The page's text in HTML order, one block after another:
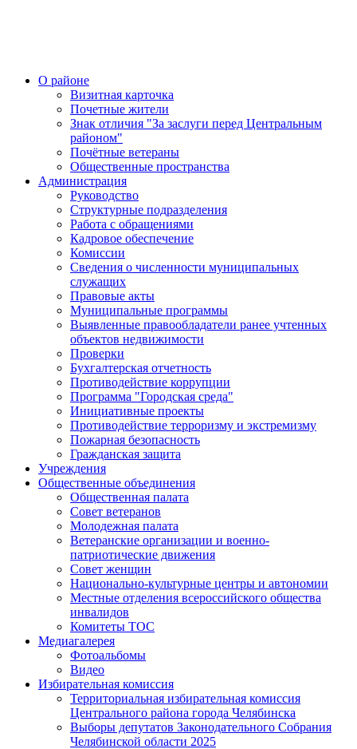
О районе
Визитная карточка
Почетные жители
Знак отличия "За заслуги перед Центральным
районом"
Почётные ветераны
Общественные пространства
Администрация
Руководство
Структурные подразделения
Работа с обращениями
Кадровое обеспечение
Комиссии
Сведения о численности муниципальных
служащих
Правовые акты
Муниципальные программы
Выявленные правообладатели ранее учтенных
объектов недвижимости
Проверки
Бухгалтерская отчетность
Противодействие коррупции
Программа "Городская среда"
Инициативные проекты
Противодействие терроризму и экстремизму
Пожарная безопасность
Гражданская защита
Учреждения
Общественные объединения
Общественная палата
Совет ветеранов
Молодежная палата
Ветеранские организации и военно-
патриотические движения
Совет женщин
Национально-культурные центры и автономии
Местные отделения всероссийского общества
инвалидов
Комитеты ТОС
Медиагалерея
Фотоальбомы
Видео
Избирательная комиссия
Территориальная избирательная комиссия
Центрального района города Челябинска
Выборы депутатов Законодательного Собрания
Челябинской области 2025